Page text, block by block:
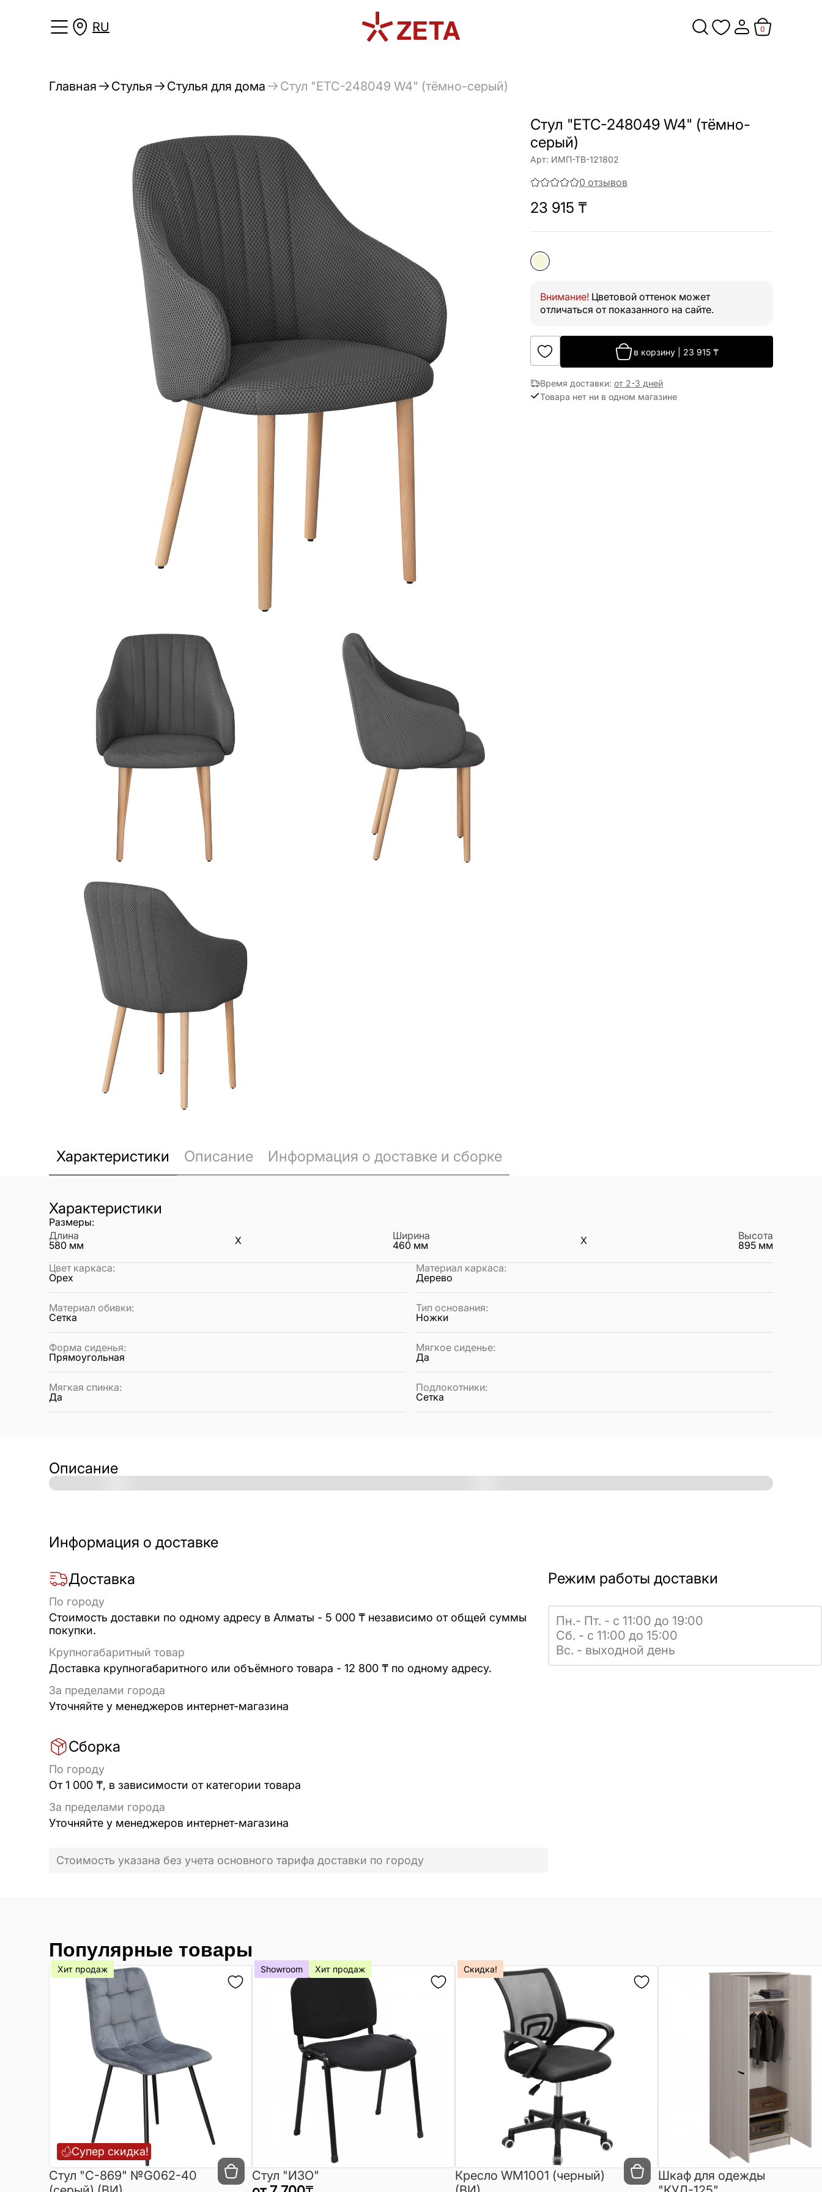
RU 0
Главная Стулья Стулья для дома Стул "ETC-248049 W4" (тёмно-серый)
Стул "ETC-248049 W4" (тёмно-
серый)
Арт: ИМП-ТВ-121802
0 отзывов
23 915 ₸
Внимание! Цветовой оттенок может
отличаться от показанного на сайте.
в корзину 23 915 ₸
Время доставки: от 2-3 дней
Товара нет ни в одном магазине
Характеристики Описание Информация о доставке и сборке
Характеристики
Размеры:
Длина
580 мм X
Ширина
460 мм X
Высота
895 мм
Цвет каркаса:
Орех
Материал каркаса:
Дерево
Материал обивки:
Сетка
Тип основания:
Ножки
Форма сиденья:
Прямоугольная
Мягкое сиденье:
Да
Мягкая спинка:
Да
Подлокотники:
Сетка
Описание
Информация о доставке
Доставка
По городу
Стоимость доставки по одному адресу в Алматы - 5 000 ₸ независимо от общей суммы
покупки.
Крупногабаритный товар
Доставка крупногабаритного или объёмного товара - 12 800 ₸ по одному адресу.
За пределами города
Уточняйте у менеджеров интернет-магазина
Сборка
По городу
От 1 000 ₸, в зависимости от категории товара
За пределами города
Уточняйте у менеджеров интернет-магазина
Стоимость указана без учета основного тарифа доставки по городу
Режим работы доставки
Пн.- Пт. - с 11:00 до 19:00
Сб. - с 11:00 до 15:00
Вс. - выходной день
Популярные товары
Супер скидка!
Хит продаж
Cтул "C-869" №G062-40
Showroom Хит продаж
Стул "ИЗО"
Скидка!
Кресло WM1001 (черный)
Шкаф для одежды